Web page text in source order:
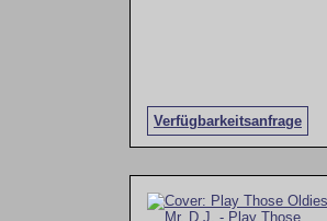
Verfügbarkeitsanfrage